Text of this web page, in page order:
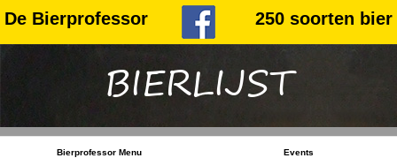
De Bierprofessor 250 soorten bier
BIERLIJST
Bierprofessor Menu Events